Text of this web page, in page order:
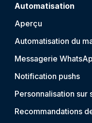
Automatisation
Aperçu
Automatisation du
Messagerie
Notification pushs
Personnalisation sur
Recommandations